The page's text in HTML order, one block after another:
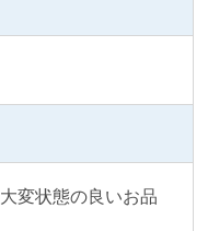
変状態の良いお品